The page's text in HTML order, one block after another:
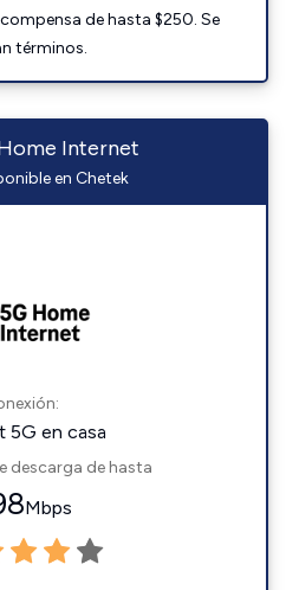
de hasta $250. Se
términos.
Internet
en Chetek
5G en casa
descarga de hasta
Mbps